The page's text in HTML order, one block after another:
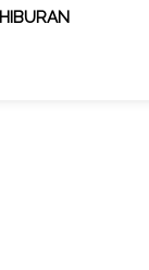
HIBURAN